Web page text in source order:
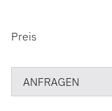
Preis
ANFRAGEN